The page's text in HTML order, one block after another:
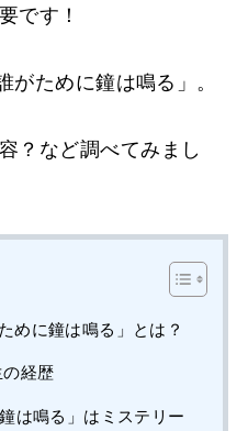
です！
ために鐘は鳴る」。
？など調べてみまし
めに鐘は鳴る」とは？
経歴
は鳴る」はミステリー